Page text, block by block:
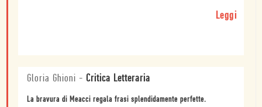
Leggi
Gloria Ghioni - Critica Letteraria
La bravura di Meacci regala frasi splendidamente perfette.